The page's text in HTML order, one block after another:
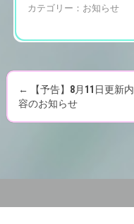
カテゴリー： お知らせ
P
←
【予告】8月11日更新内
容のお知らせ